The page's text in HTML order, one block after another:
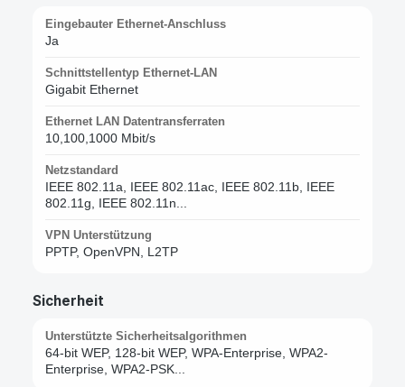
Eingebauter Ethernet-Anschluss
Ja
Schnittstellentyp Ethernet-LAN
Gigabit Ethernet
Ethernet LAN Datentransferraten
10,100,1000 Mbit/s
Netzstandard
IEEE 802.11a, IEEE 802.11ac, IEEE 802.11b, IEEE
802.11g, IEEE 802.11n...
VPN Unterstützung
PPTP, OpenVPN, L2TP
Sicherheit
Unterstützte Sicherheitsalgorithmen
64-bit WEP, 128-bit WEP, WPA-Enterprise, WPA2-
Enterprise, WPA2-PSK...